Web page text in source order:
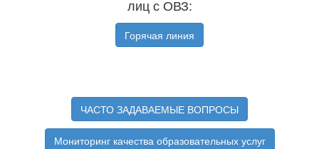
лиц с ОВЗ:
Горячая линия
ЧАСТО ЗАДАВАЕМЫЕ ВОПРОСЫ
Мониторинг качества образовательных услуг